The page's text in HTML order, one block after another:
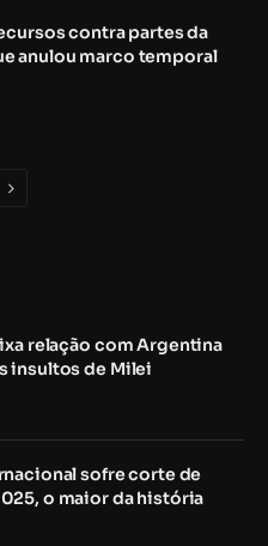
contra partes da
anulou marco temporal
Próximo
relação com Argentina
insultos de Milei
sofre corte de
o maior da história